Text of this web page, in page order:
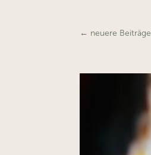
← neuere Beiträge